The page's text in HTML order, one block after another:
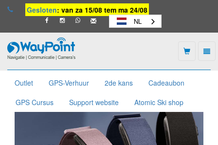
Gesloten: van za 15/08 tem ma 24/08
NL
-
naar
Outlet GPS-Verhuur 2de kans
Cadeaubon
GPS Cursus
Support website Atomic Ski shop